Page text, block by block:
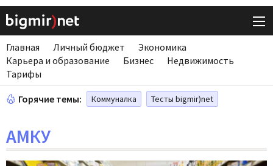
Главная Личный бюджет
Экономика
Карьера и образование
Бизнес
Недвижимость
Тарифы
Горячие темы: Коммуналка Тесты bigmir)net
АМКУ